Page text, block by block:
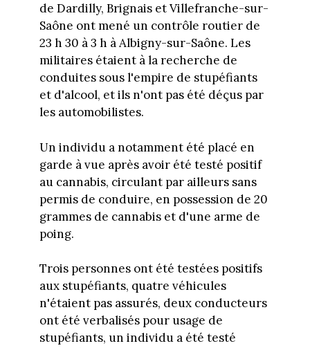
de Dardilly, Brignais et Villefranche-sur-
Saône ont mené un contrôle routier de
23 h 30 à 3 h à Albigny-sur-Saône. Les
militaires étaient à la recherche de
conduites sous l'empire de stupéfiants
et d'alcool, et ils n'ont pas été déçus par
les automobilistes.
Un individu a notamment été placé en
garde à vue après avoir été testé positif
au cannabis, circulant par ailleurs sans
permis de conduire, en possession de 20
grammes de cannabis et d'une arme de
poing.
Trois personnes ont été testées positifs
aux stupéfiants, quatre véhicules
n'étaient pas assurés, deux conducteurs
ont été verbalisés pour usage de
stupéfiants, un individu a été testé